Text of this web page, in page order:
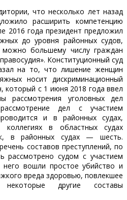
что несколько лет назад
расширить компетенцию
2016 года президент предложил
до уровня районных судов,
можно большему числу граждан
Конституционный суд
на то, что лишение женщин
носит дискриминационный
который с 1 июня 2018 года ввел
рассмотрения уголовных дел
дел с участием
и в районных судах,
в областных судах
в районных судах — шесть.
составов преступлений, по
судом с участием
него вошли простое убийство и
вреда здоровью, повлекшее
некоторые другие составы